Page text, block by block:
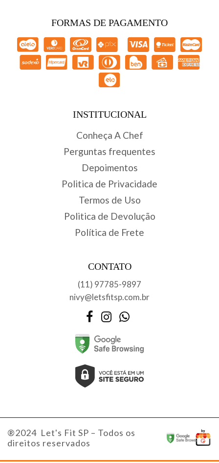
FORMAS DE PAGAMENTO
INSTITUCIONAL
Conheça A Chef
Perguntas frequentes
Depoimentos
Politica de Privacidade
Termos de Uso
Politica de Devolução
Política de Frete
CONTATO
(11) 97785-9897
nivy@letsfitsp.com.br
FacebookInstagramWhatsApp
®2024 Let's Fit SP – Todos os
direitos reservados